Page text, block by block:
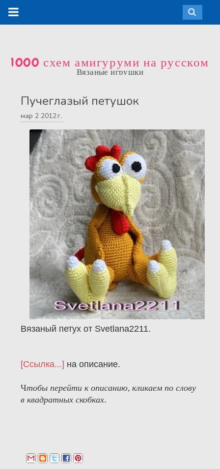
1000 схем амигуруми на русском
Вязаные игрушки
Пучеглазый петушок
мар 2 2012 г.
Вязаный петух от Svetlana2211.
[Ссылка...] на описание.
Чтобы перейти к описанию, кликаем по слову
в квадратных скобках.